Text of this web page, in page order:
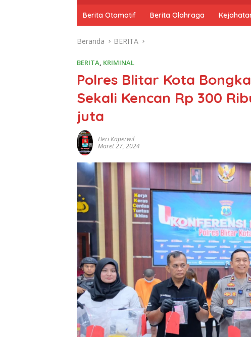
m
e
Berita Otomotif Berita Olahraga
Beranda BERITA
BERITA, KRIMINAL
Polres Blitar Kota
Sekali Kencan Rp 300
juta
Heri Kaperwil
Maret 27, 2024